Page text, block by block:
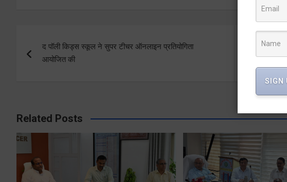
navigation
द पॉली किड्स स्कूल ने सुपर टीचर ऑनलाइन प्रतियोगिता
आयोजित की
बागेश्वर
Related Posts
SIGN